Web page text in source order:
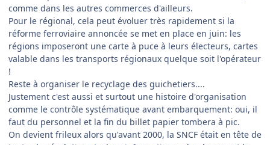
comme dans les autres commerces d'ailleurs.
Pour le régional, cela peut évoluer très rapidement si la
réforme ferroviaire annoncée se met en place en juin: les
régions imposeront une carte à puce à leurs électeurs, cartes
valable dans les transports régionaux quelque soit l'opérateur
!
Reste à organiser le recyclage des guichetiers....
Justement c'est aussi et surtout une histoire d'organisation
comme le contrôle systématique avant embarquement: oui, il
faut du personnel et la fin du billet papier tombera à pic.
On devient frileux alors qu'avant 2000, la SNCF était en tête de